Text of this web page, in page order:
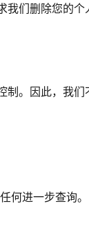
们删除您的
。因此，我
何进一步查询。